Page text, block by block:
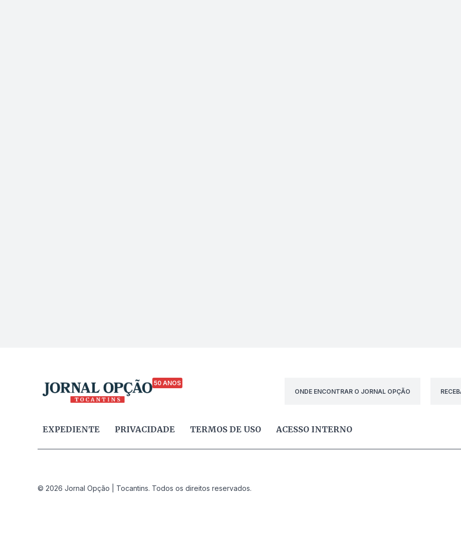
50 ANOS
ONDE ENCONTRAR O JORNAL OPÇÃO
EXPEDIENTE PRIVACIDADE TERMOS DE USO ACESSO INTERNO
© 2026 Jornal Opção | Tocantins. Todos os direitos reservados.